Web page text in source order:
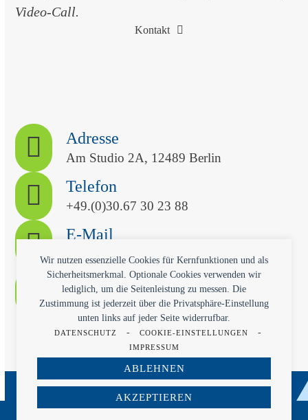
Wir nutzen essenzielle Cookies für Kernfunktionen und als
Sicherheitsmerkmal. Optionale Cookies verwenden wir
lediglich, um die Seitenleistung zu messen. Die
Zustimmung ist jederzeit über die Privatsphäre-Einstellung
unten links auf jeder Seite widerrufbar.
DATENSCHUTZ - COOKIE-EINSTELLUNGEN -
IMPRESSUM
AKZEPTIEREN
ABLEHNEN
Video-Call.
Kontakt
Adresse
Am Studio 2A, 12489 Berlin
Telefon
+49.(0)30.67 30 23 88
E-Mail
kontakt@qvitech.com
Termin
Kostenlose Erstberatung
© 2026 -Qvitech GmbH - Individual Software